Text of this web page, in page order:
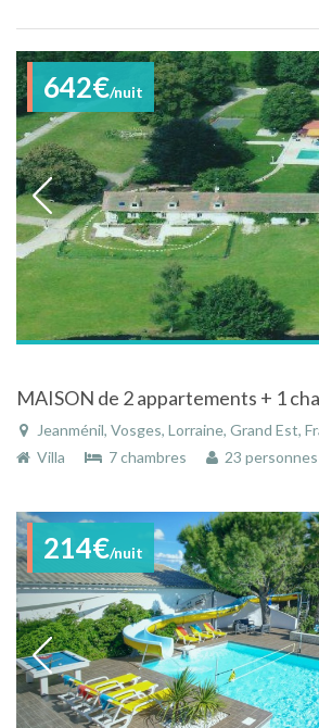
642€/nuit
Jeanménil, Vosges, Lorraine, Grand Est,
Villa
7 chambres 23 personnes
214€/nuit